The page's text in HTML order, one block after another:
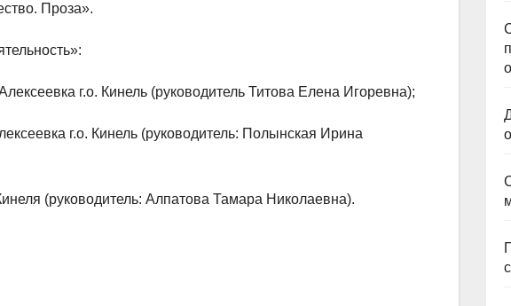
Проза».
г.о. Кинель (руководитель Титова Елена Игоревна);
г.о. Кинель (руководитель: Полынская Ирина
(руководитель: Алпатова Тамара Николаевна).